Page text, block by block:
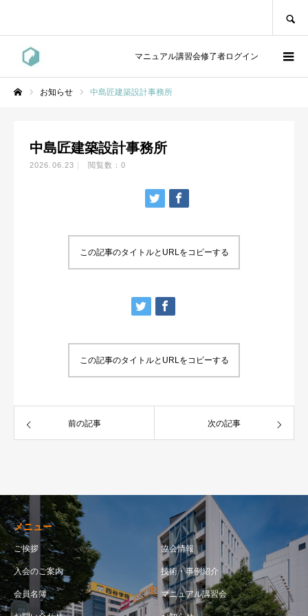
マニュアル講習会修了者ログイン
お知らせ 中島匠建築設計事務所
中島匠建築設計事務所
2026.06.23 閲覧数：0
この記事のタイトルとURLをコピーする
この記事のタイトルとURLをコピーする
前の記事 次の記事
メニュー
ご挨拶 協会情報
入会のご案内 技術・事例紹介
会員名簿 マニュアル講習会